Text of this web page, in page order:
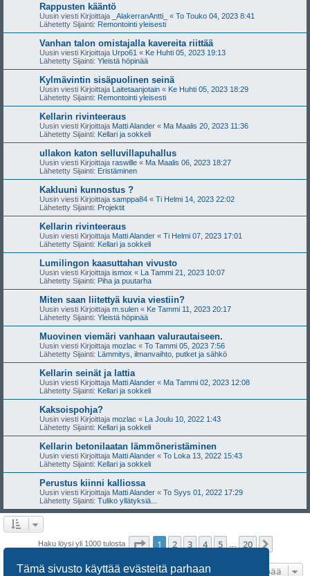
Tämä sivusto käyttää evästeitä parhaan
Rappusten kääntö
Uusin viesti Kirjoittaja _AlakerranAntti_ « To Touko 04, 2023 8:41
Lähetetty Sijainti: Remontointi yleisesti
Vanhan talon omistajalla kavereita riittää
Uusin viesti Kirjoittaja Urpo61 « Ke Huhti 05, 2023 19:13
Lähetetty Sijainti: Yleistä höpinää
Kylmävintin sisäpuolinen seinä
Uusin viesti Kirjoittaja Laitetaanjotain « Ke Huhti 05, 2023 18:29
Lähetetty Sijainti: Remontointi yleisesti
Kellarin rivinteeraus
Uusin viesti Kirjoittaja Matti Alander « Ma Maalis 20, 2023 11:36
Lähetetty Sijainti: Kellari ja sokkeli
ullakon katon selluvillapuhallus
Uusin viesti Kirjoittaja raswille « Ma Maalis 06, 2023 18:27
Lähetetty Sijainti: Eristäminen
Kakluuni kunnostus ?
Uusin viesti Kirjoittaja samppa84 « Ti Helmi 14, 2023 22:02
Lähetetty Sijainti: Projektit
Kellarin rivinteeraus
Uusin viesti Kirjoittaja Matti Alander « Ti Helmi 07, 2023 17:01
Lähetetty Sijainti: Kellari ja sokkeli
Lumilingon kaasuttahan vivusto
Uusin viesti Kirjoittaja ismox « La Tammi 21, 2023 10:07
Lähetetty Sijainti: Piha ja puutarha
Miten saan liitettyä kuvia viestiin?
Uusin viesti Kirjoittaja m.sulen « Ke Tammi 11, 2023 20:17
Lähetetty Sijainti: Yleistä höpinää
Muovinen viemäri vanhaan valurautaiseen.
Uusin viesti Kirjoittaja mozlac « To Tammi 05, 2023 7:56
Lähetetty Sijainti: Lämmitys, ilmanvaihto, putket ja sähkö
Kellarin seinät ja lattia
Uusin viesti Kirjoittaja Matti Alander « Ma Tammi 02, 2023 12:08
Lähetetty Sijainti: Kellari ja sokkeli
Kaksoispohja?
Uusin viesti Kirjoittaja mozlac « La Joulu 10, 2022 1:43
Lähetetty Sijainti: Kellari ja sokkeli
Kellarin betonilaatan lämmöneristäminen
Uusin viesti Kirjoittaja Matti Alander « To Loka 13, 2022 15:43
Lähetetty Sijainti: Kellari ja sokkeli
Perustus kiinni kalliossa
Uusin viesti Kirjoittaja Matti Alander « To Syys 01, 2022 17:29
Lähetetty Sijainti: Tuliko yllätyksiä...
Haku löysi yli 1000 tulosta Sivu /20
1 2 3 4 5 20
Hyppää